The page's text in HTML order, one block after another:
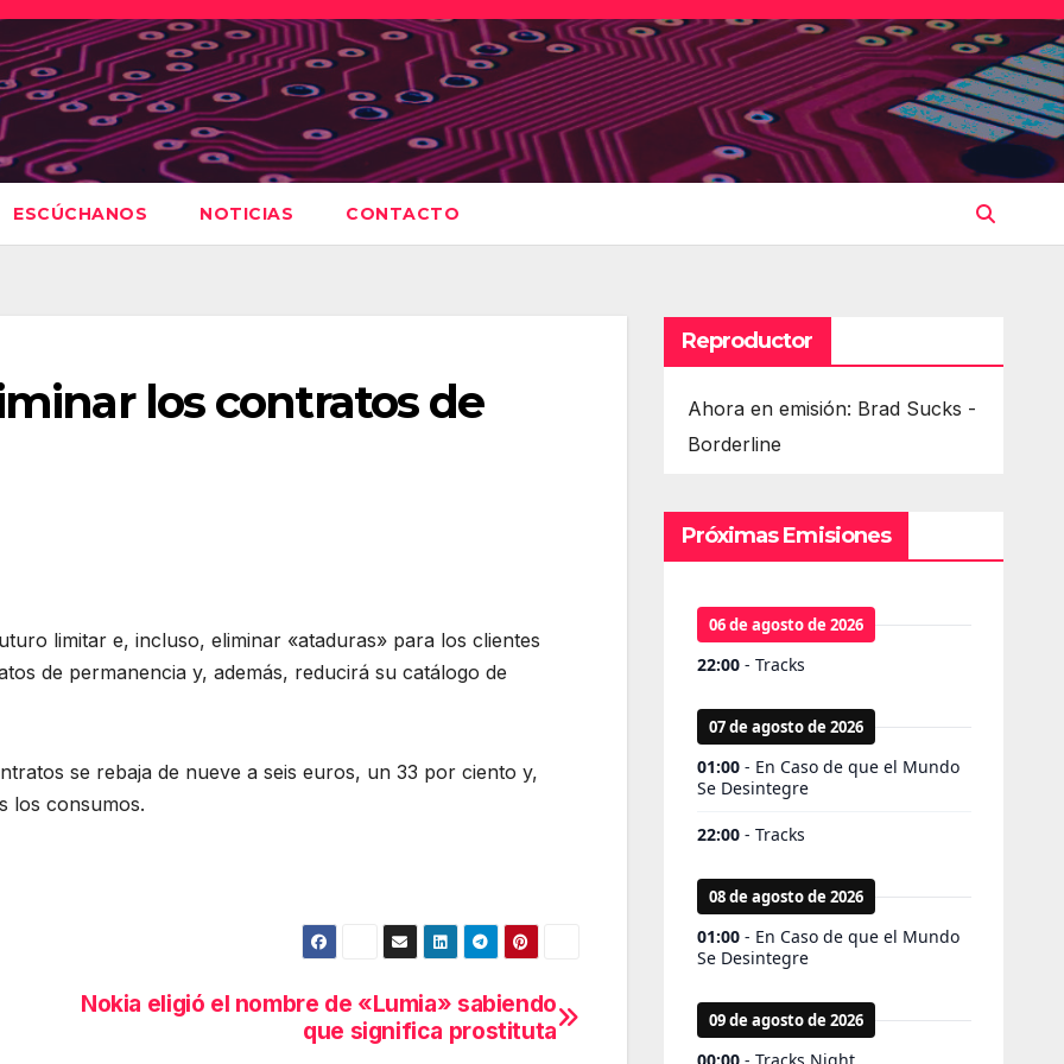
ESCÚCHANOS NOTICIAS CONTACTO
los contratos de
limitar e, incluso, eliminar «ataduras» para los clientes
de permanencia y, además, reducirá su catálogo de
se rebaja de nueve a seis euros, un 33 por ciento y,
los consumos.
Nokia eligió el nombre de «Lumia» sabiendo
que significa prostituta
Reproductor
Ahora en emisión: Brad Sucks -
Borderline
Próximas Emisiones